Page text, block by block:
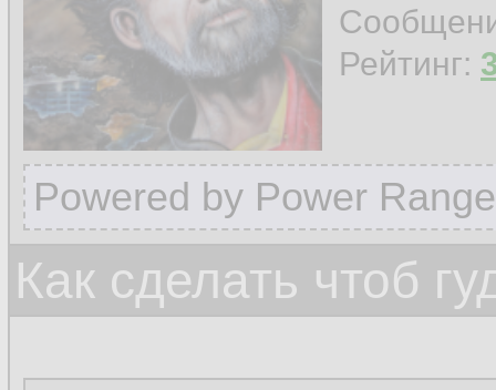
Рейтинг:
Powered by Power
Как сделать чтоб